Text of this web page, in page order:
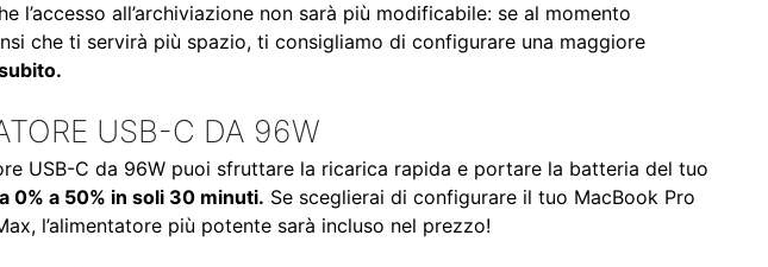
l’accesso all’archiviazione non sarà più modificabile: se al momento
che ti servirà più spazio, ti consigliamo di configurare una maggiore
USB-C DA 96W
USB-C da 96W puoi sfruttare la ricarica rapida e portare la batteria del tuo
0% a 50% in soli 30 minuti. Se sceglierai di configurare il tuo MacBook Pro
l’alimentatore più potente sarà incluso nel prezzo!